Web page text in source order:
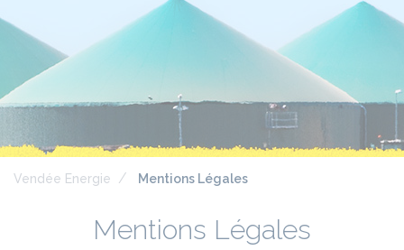
Vendée Energie Mentions Légales
Mentions Légales